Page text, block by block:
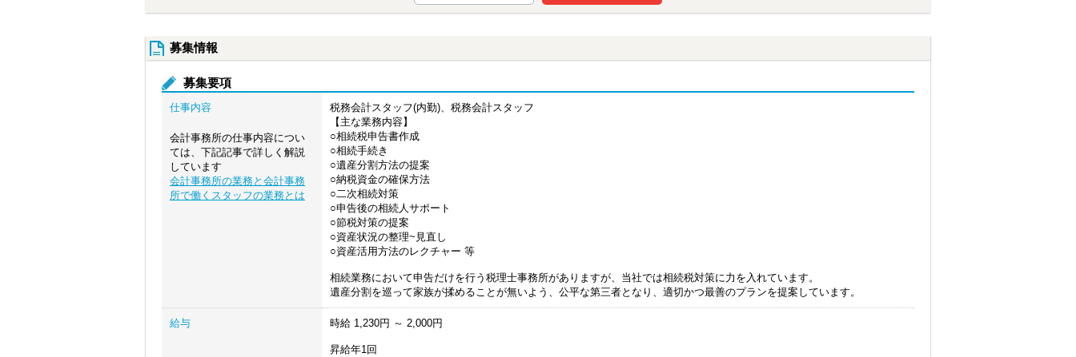
募集情報
募集要項
仕事内容
会計事務所の仕事内容につい
ては、下記記事で詳しく解説
しています
会計事務所の業務と会計事務
所で働くスタッフの業務とは
税務会計スタッフ(内勤)、税務会計スタッフ
【主な業務内容】
○相続税申告書作成
○相続手続き
○遺産分割方法の提案
○納税資金の確保方法
○二次相続対策
○申告後の相続人サポート
○節税対策の提案
○資産状況の整理~見直し
○資産活用方法のレクチャー 等
相続業務において申告だけを行う税理士事務所がありますが、当社では相続税対策に力を入れています。
遺産分割を巡って家族が揉めることが無いよう、公平な第三者となり、適切かつ最善のプランを提案しています。
給与 時給 1,230円 ～ 2,000円
昇給年1回